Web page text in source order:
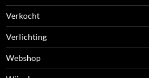
Verkocht
Verlichting
Webshop